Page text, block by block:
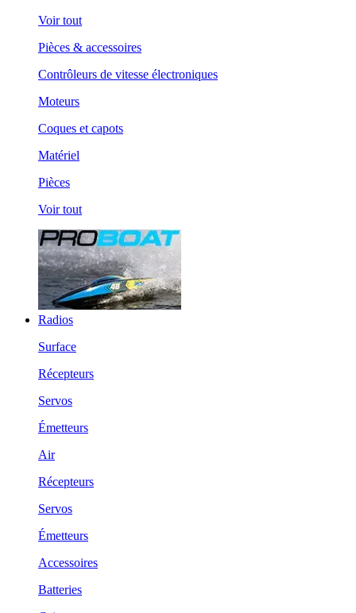
Voir tout
Pièces & accessoires
Contrôleurs de vitesse électroniques
Moteurs
Coques et capots
Matériel
Pièces
Voir tout
Radios
Surface
Récepteurs
Servos
Émetteurs
Air
Récepteurs
Servos
Émetteurs
Accessoires
Batteries